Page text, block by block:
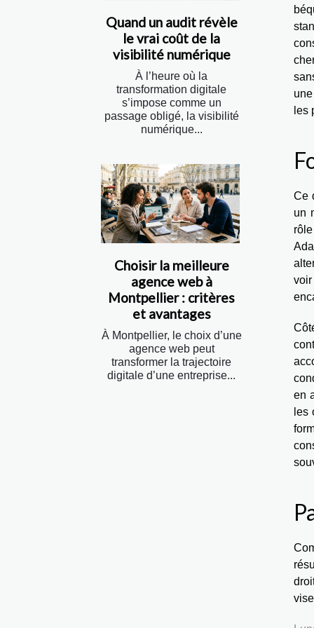
Quand un audit révèle
le vrai coût de la
visibilité numérique
À l’heure où la
transformation digitale
s’impose comme un
passage obligé, la visibilité
numérique...
Choisir la meilleure
agence web à
Montpellier : critères
et avantages
À Montpellier, le choix d’une
agence web peut
transformer la trajectoire
digitale d’une entreprise...
les
Ce
un
en
les